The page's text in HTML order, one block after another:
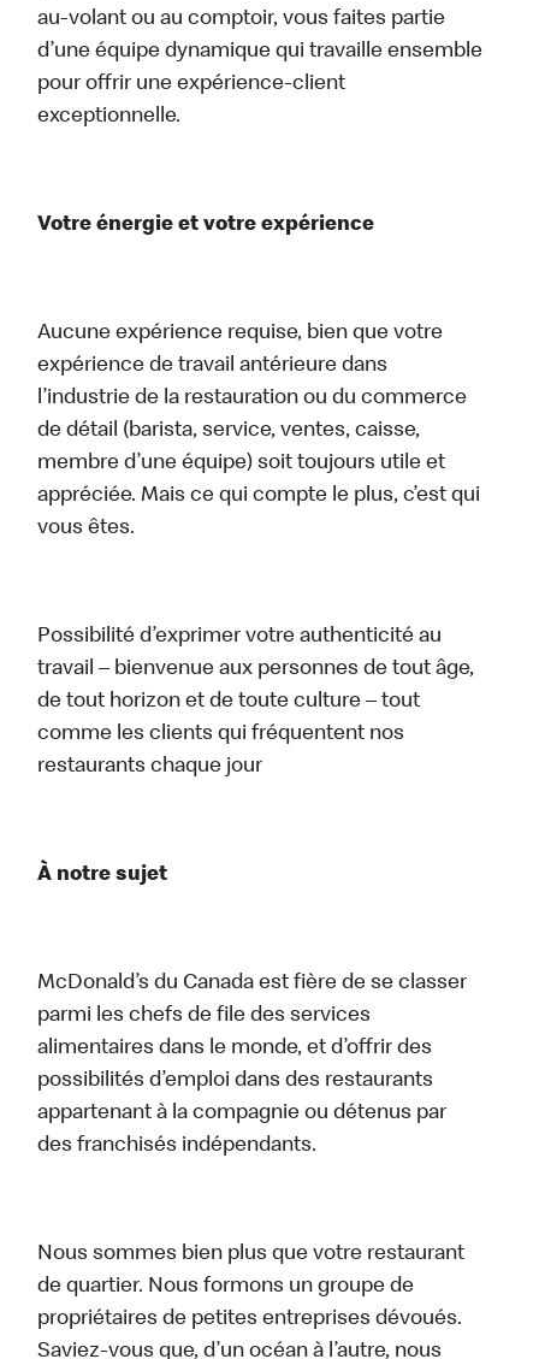
au-volant ou au comptoir, vous faites partie
d’une équipe dynamique qui travaille ensemble
pour offrir une expérience-client
exceptionnelle.
Votre énergie et votre expérience
Aucune expérience requise, bien que votre
expérience de travail antérieure dans
l’industrie de la restauration ou du commerce
de détail (barista, service, ventes, caisse,
membre d’une équipe) soit toujours utile et
appréciée. Mais ce qui compte le plus, c’est qui
vous êtes.
Possibilité d’exprimer votre authenticité au
travail – bienvenue aux personnes de tout âge,
de tout horizon et de toute culture – tout
comme les clients qui fréquentent nos
restaurants chaque jour
À notre sujet
McDonald’s du Canada est fière de se classer
parmi les chefs de file des services
alimentaires dans le monde, et d’offrir des
possibilités d’emploi dans des restaurants
appartenant à la compagnie ou détenus par
des franchisés indépendants.
Nous sommes bien plus que votre restaurant
de quartier. Nous formons un groupe de
propriétaires de petites entreprises dévoués.
Saviez-vous que, d’un océan à l’autre, nous